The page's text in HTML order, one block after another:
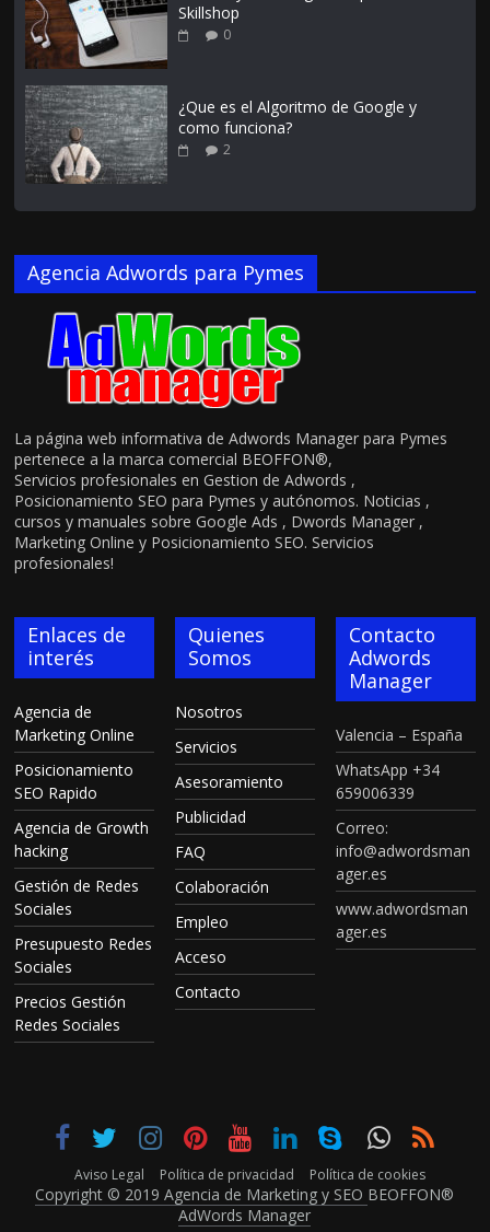
Skillshop
0
¿Que es el Algoritmo de Google y
como funciona?
2
Agencia Adwords para Pymes
La página web informativa de Adwords Manager para Pymes
pertenece a la marca comercial BEOFFON®,
Servicios profesionales en Gestion de Adwords ,
Posicionamiento SEO para Pymes y autónomos. Noticias ,
cursos y manuales sobre Google Ads , Dwords Manager ,
Marketing Online y Posicionamiento SEO. Servicios
profesionales!
Enlaces de
interés
Agencia de
Marketing Online
Posicionamiento
SEO Rapido
Agencia de Growth
hacking
Gestión de Redes
Sociales
Presupuesto Redes
Sociales
Precios Gestión
Redes Sociales
Quienes
Somos
Nosotros
Servicios
Asesoramiento
Publicidad
FAQ
Colaboración
Empleo
Acceso
Contacto
Contacto
Adwords
Manager
Valencia – España
WhatsApp +34
659006339
Correo:
info@adwordsman
ager.es
www.adwordsman
ager.es
Aviso Legal Política de privacidad Política de cookies
Copyright © 2019 Agencia de Marketing y SEO BEOFFON®
AdWords Manager